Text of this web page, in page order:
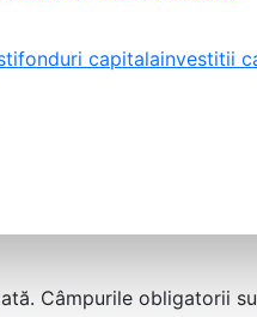
fonduri capitalainvestitii
Câmpurile obligatorii